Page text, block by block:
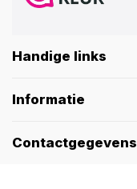
Handige links
Informatie
Contactgegevens